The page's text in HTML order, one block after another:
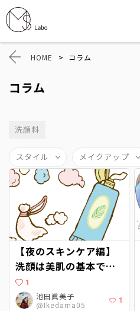
HOME > コラム
コラム
洗顔料
スタイル メイクアップ
【夜のスキンケア編】
洗顔は美肌の基本で
す！正しい洗顔で脱・
乾燥肌！
1
池田眞美子
@Ikedama05
1